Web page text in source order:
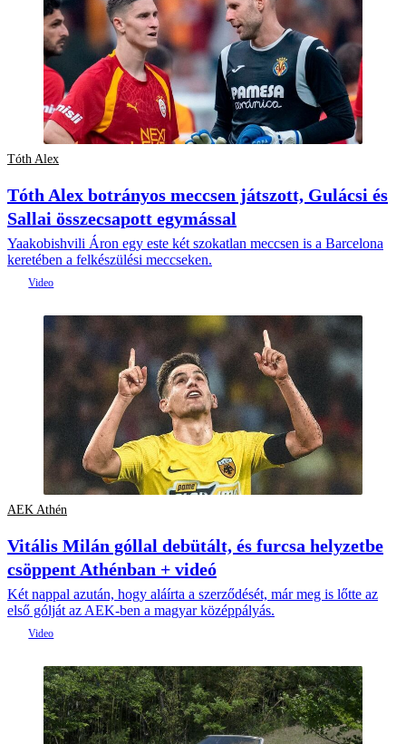
Tóth Alex
Tóth Alex botrányos meccsen játszott, Gulácsi és
Sallai összecsapott egymással
Yaakobishvili Áron egy este két szokatlan meccsen is a Barcelona
keretében a felkészülési meccseken.
AEK Athén
Vitális Milán góllal debütált, és furcsa helyzetbe
csöppent Athénban + videó
Két nappal azután, hogy aláírta a szerződését, már meg is lőtte az
első gólját az AEK-ben a magyar középpályás.